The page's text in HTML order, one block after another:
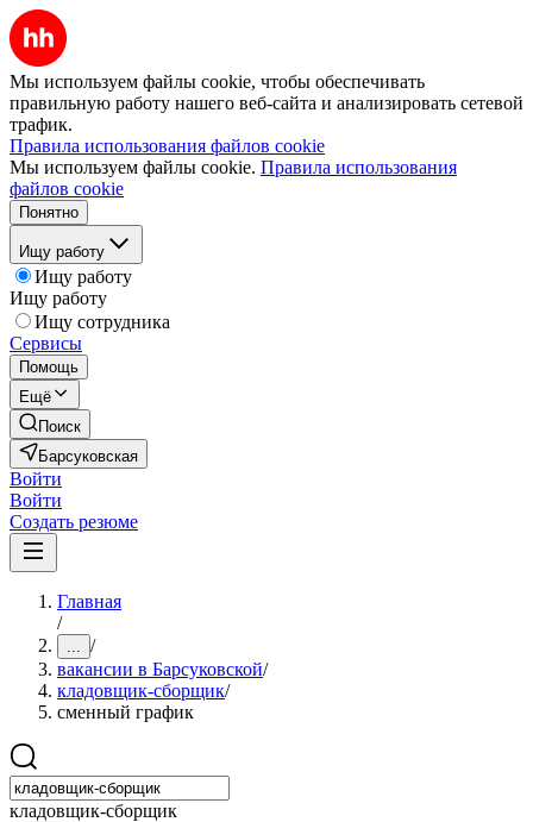
Мы используем файлы cookie, чтобы обеспечивать
правильную работу нашего веб-сайта и анализировать сетевой
трафик.
Правила использования файлов cookie
Мы используем файлы cookie. Правила использования
файлов cookie
Понятно
Ищу работу
Ищу работу
Ищу работу
Ищу сотрудника
Сервисы
Помощь
Ещё
Поиск
Барсуковская
Войти
Войти
Создать резюме
Главная
/
... /
вакансии в Барсуковской/
кладовщик-сборщик/
сменный график
кладовщик-сборщик